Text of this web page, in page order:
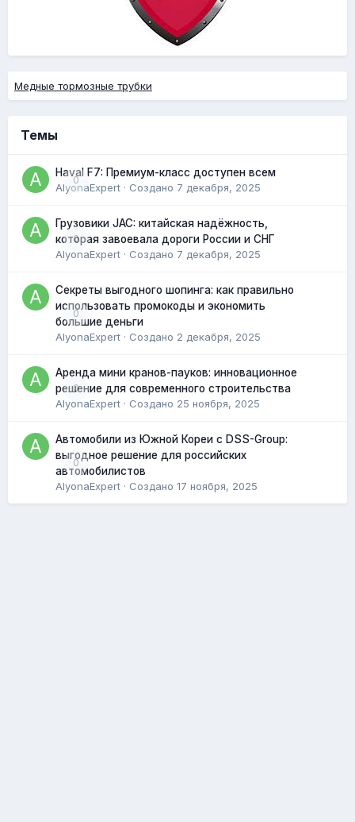
Медные тормозные трубки
Темы
0
Haval F7: Премиум-класс доступен всем
AlyonaExpert · Создано 7 декабря, 2025
0
Грузовики JAC: китайская надёжность,
которая завоевала дороги России и СНГ
AlyonaExpert · Создано 7 декабря, 2025
0
Секреты выгодного шопинга: как правильно
использовать промокоды и экономить
большие деньги
AlyonaExpert · Создано 2 декабря, 2025
0
Аренда мини кранов-пауков: инновационное
решение для современного строительства
AlyonaExpert · Создано 25 ноября, 2025
0
Автомобили из Южной Кореи с DSS-Group:
выгодное решение для российских
автомобилистов
AlyonaExpert · Создано 17 ноября, 2025